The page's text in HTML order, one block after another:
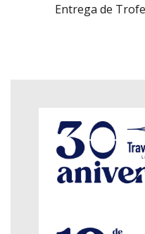
Entrega de